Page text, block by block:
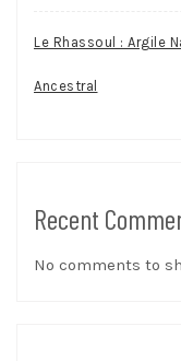
Le Rhassoul : Argile
Ancestral
Recent
No comments to